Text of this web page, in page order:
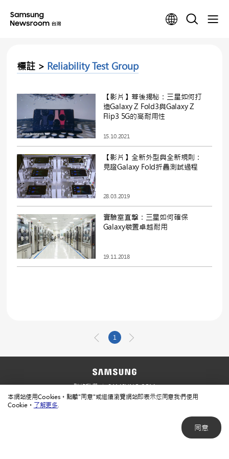
本網站使用Cookies。點擊"同意"或繼續瀏覽網站即表示您同意我們使用
Cookie。 了解更多
同意
標註 > Reliability Test Group
【影片】幕後揭秘：三星如何打
造Galaxy Z Fold3與Galaxy Z
Flip3 5G的高耐用性
15.10.2021
【影片】全新外型與全新規則：
見證Galaxy Fold折疊測試過程
28.03.2019
實驗室直擊：三星如何確保
Galaxy裝置卓越耐用
19.11.2018
1
聯絡我們
SAMSUNG.COM
使用規範
隱私規範